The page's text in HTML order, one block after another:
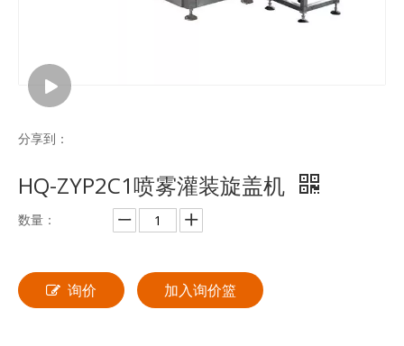
分享到：
HQ-ZYP2C1喷雾灌装旋盖机
数量：
询价 加入询价篮